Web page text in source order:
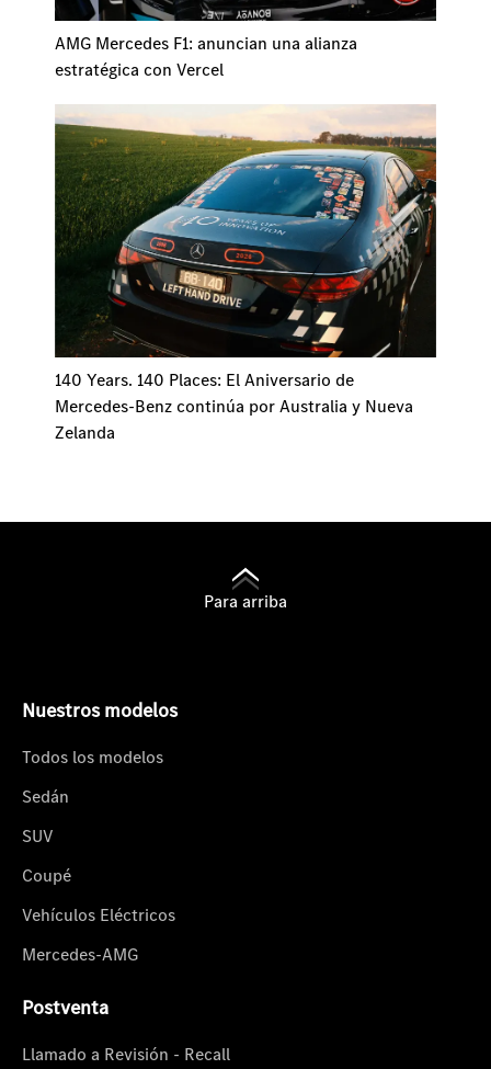
AMG Mercedes F1: anuncian una alianza
estratégica con Vercel
140 Years. 140 Places: El Aniversario de
Mercedes-Benz continúa por Australia y Nueva
Zelanda
Para arriba
Nuestros modelos
Todos los modelos
Sedán
SUV
Coupé
Vehículos Eléctricos
Mercedes-AMG
Postventa
Llamado a Revisión - Recall